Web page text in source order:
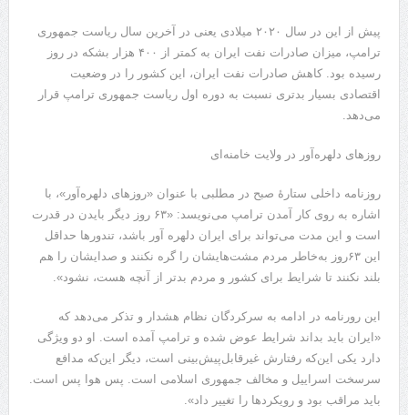
پیش از این در سال ۲۰۲۰ میلادی یعنی در آخرین سال ریاست جمهوری
ترامپ، میزان صادرات نفت ایران به کمتر از ۴۰۰ هزار بشکه در روز
رسیده بود. کاهش صادرات نفت ایران، این کشور را در وضعیت
اقتصادی بسیار بدتری نسبت به دوره اول ریاست جمهوری ترامپ قرار
می‌دهد.
روزهای دلهره‌آور در ولایت خامنه‌ای
روزنامه داخلی ستارهٔ صبح در مطلبی با عنوان «روزهای دلهره‌آور»، با
اشاره به روی کار آمدن ترامپ می‌نویسد: «۶۳ روز دیگر بایدن در قدرت
است و این مدت می‌تواند برای ایران دلهره آور باشد، تندورها حداقل
این ۶۳روز به‌خاطر مردم مشت‌هایشان را گره نکنند و صدایشان را هم
بلند نکنند تا شرایط برای کشور و مردم بدتر از آنچه هست، نشود».
این رورنامه در ادامه به سرکردگان نظام هشدار و تذکر می‌دهد که
«ایران باید بداند شرایط عوض شده و ترامپ آمده است. او دو ویژگی
دارد یکی این‌که رفتارش غیرقابل‌پیش‌بینی است، دیگر این‌که مدافع
سرسخت اسراییل و مخالف جمهوری اسلامی است. پس هوا پس است.
باید مراقب بود و رویکردها را تغییر داد».